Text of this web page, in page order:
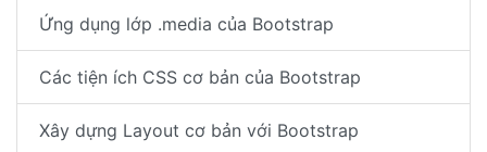
Ứng dụng lớp .media của Bootstrap
Các tiện ích CSS cơ bản của Bootstrap
Xây dựng Layout cơ bản với Bootstrap